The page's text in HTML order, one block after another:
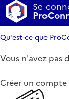
Se
Qu'est-ce que
Vous n'avez pas
Créer un compte